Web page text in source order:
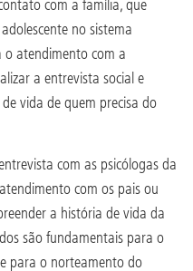
com a família, que
no sistema
o atendimento com a
a entrevista social e
vida de quem precisa do
com as psicólogas da
com os pais ou
a história de vida da
são fundamentais para o
para o norteamento do